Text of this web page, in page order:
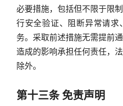
必要措施，包括但不限于限
行安全验证、阻断异常请求
务。采取前述措施无需提前
造成的影响承担任何责任，
除外。
第十三条 免责声明